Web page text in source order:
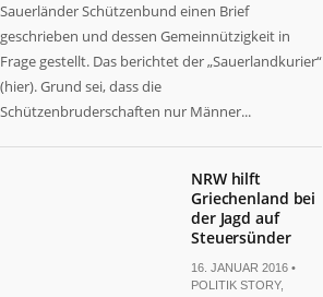
Sauerländer Schützenbund einen Brief
geschrieben und dessen Gemeinnützigkeit in
Frage gestellt. Das berichtet der „Sauerlandkurier“
(hier). Grund sei, dass die
Schützenbruderschaften nur Männer...
NRW hilft
Griechenland bei
der Jagd auf
Steuersünder
16. JANUAR 2016 •
POLITIK STORY,